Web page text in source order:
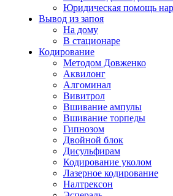
Юридическая помощь
Вывод из запоя
На дому
В стационаре
Кодирование
Методом Довженко
Аквилонг
Алгоминал
Вивитрол
Вшивание ампулы
Вшивание торпеды
Гипнозом
Двойной блок
Дисульфирам
Кодирование уколом
Лазерное кодирование
Налтрексон